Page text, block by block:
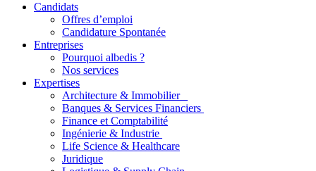
Candidats
Offres d’emploi
Candidature Spontanée
Entreprises
Pourquoi albedis ?
Nos services
Expertises
Architecture & Immobilier
Banques & Services Financiers
Finance et Comptabilité
Ingénierie & Industrie
Life Science & Healthcare
Juridique